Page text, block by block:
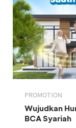
PROMOTION
Wujudkan
BCA Syariah